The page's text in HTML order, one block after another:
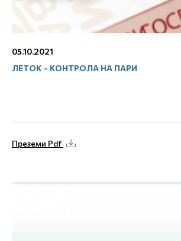
05.10.2021
ЛЕТОК - КОНТРОЛА НА ПАРИ
Преземи Pdf